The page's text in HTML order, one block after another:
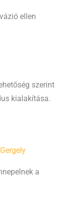
ellen
szerint
kialakítása.
a